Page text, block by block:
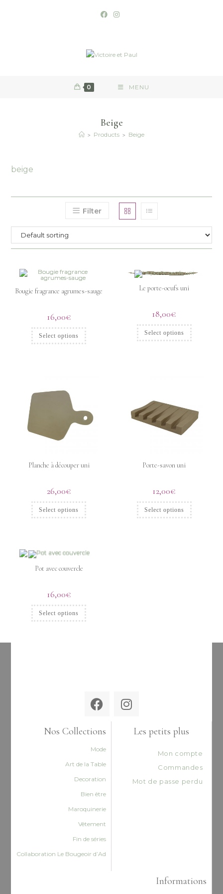
0 MENU
Beige
> Products > Beige
beige
Filter
Bougie fragrance agrumes-sauge
16,00€
Select options
Le porte-oeufs uni
18,00€
Select options
Planche à découper uni
26,00€
Select options
Porte-savon uni
12,00€
Select options
Pot avec couvercle
16,00€
Select options
Nos Collections
Mode
Art de la Table
Decoration
Bien être
Maroquinerie
Vêtement
Fin de séries
Collaboration Le Bougeoir d’Ad
Les petits plus
Mon compte
Commandes
Mot de passe perdu
Informations